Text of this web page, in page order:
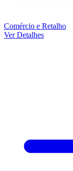
Comércio e Retalho
Ver Detalhes